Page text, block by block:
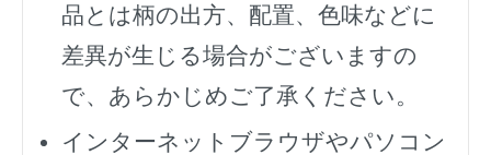
品とは柄の出方、配置、色味などに
差異が生じる場合がございますの
で、あらかじめご了承ください。
インターネットブラウザやパソコン